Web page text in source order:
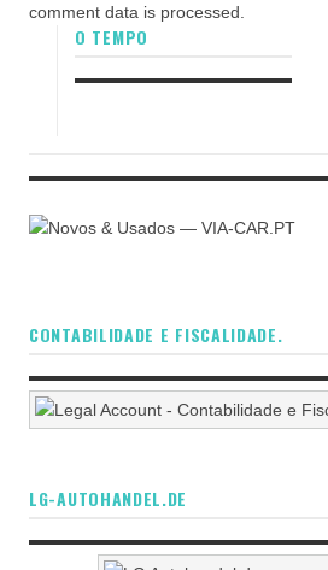
comment data is processed.
O TEMPO
CONTABILIDADE E FISCALIDADE.
LG-AUTOHANDEL.DE